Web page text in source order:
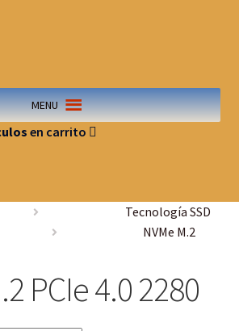
MENU
Tecnología SSD
NVMe M.2
PCIe 4.0 2280